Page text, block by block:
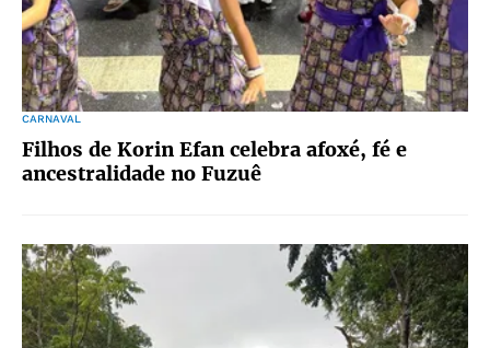
CARNAVAL
Filhos de Korin Efan celebra afoxé, fé e
ancestralidade no Fuzuê